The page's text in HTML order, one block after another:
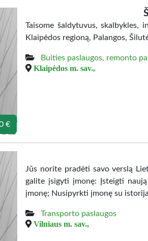
€
Taisome šaldytuvus, skalbykles,
Klaipėdos regioną, Palangos,
Buities paslaugos, remonto
Klaipėdos m. sav.,
Jūs norite pradėti savo verslą
galite įsigyti įmonę: Įsteigti
įmonę; Nusipyrkti įmonę su
Transporto paslaugos
Vilniaus m. sav.,